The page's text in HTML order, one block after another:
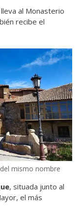
al Monasterio
recibe el
mismo nombre
, situada junto al
el más